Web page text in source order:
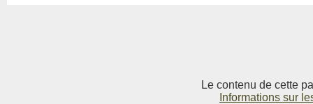
Le contenu de cette
Informations sur